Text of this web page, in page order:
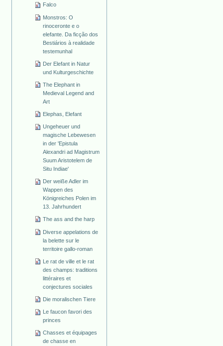
Falco
Monstros: O
rinoceronte e o
elefante. Da ficção dos
Bestiários à realidade
testemunhal
Der Elefant in Natur
und Kulturgeschichte
The Elephant in
Medieval Legend and
Art
Elephas, Elefant
Ungeheuer und
magische Lebewesen
in der 'Epistula
Alexandri ad Magistrum
Suum Aristotelem de
Situ Indiae'
Der weiße Adler im
Wappen des
Königreiches Polen im
13. Jahrhundert
The ass and the harp
Diverse appelations de
la belette sur le
territoire gallo-roman
Le rat de ville et le rat
des champs: traditions
littéraires et
conjectures sociales
Die moralischen Tiere
Le faucon favori des
princes
Chasses et équipages
de chasse en